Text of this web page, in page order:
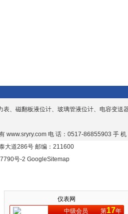
、磁翻板液位计、玻璃管液位计、电容变送
www.sryry.com 电 话：0517-86855903 手
大道286号 邮编：211600
号-2 GoogleSitemap
仪表网
中级会员
第17年